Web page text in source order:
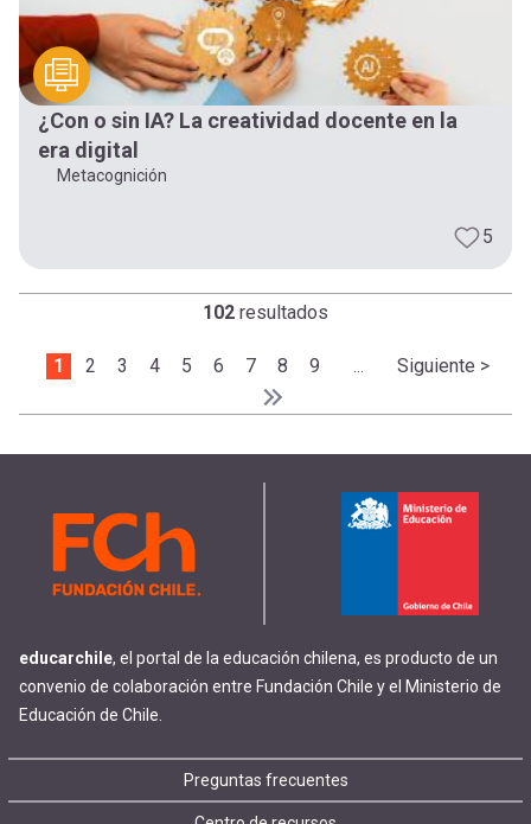
¿Con o sin IA? La creatividad docente en la
era digital
Metacognición
5
102 resultados
Paginación
Página actual
1 Page
2 Page
3 Page
4 Page
5 Page
6 Page
7 Page
8 Page
9 Siguiente
Siguiente >
Última página
Último »
educarchile, el portal de la educación chilena, es producto de un
convenio de colaboración entre Fundación Chile y el Ministerio de
Educación de Chile.
Footer Preguntas frecuentes